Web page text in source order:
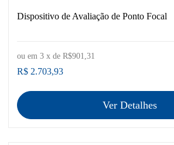
Dispositivo de Avaliação de Ponto Focal
R$ 2.703,93
ou em 3 x de R$901,31
Ver Detalhes